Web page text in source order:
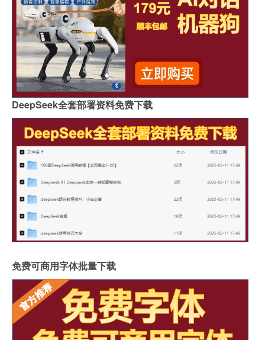
DeepSeek全套部署资料免费下载
免费可商用字体批量下载